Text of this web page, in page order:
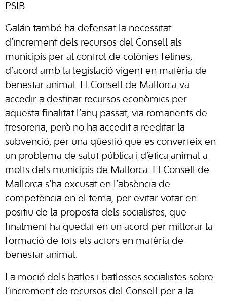
PSIB.
Galán també ha defensat la necessitat
d’increment dels recursos del Consell als
municipis per al control de colònies felines,
d’acord amb la legislació vigent en matèria de
benestar animal. El Consell de Mallorca va
accedir a destinar recursos econòmics per
aquesta finalitat l’any passat, via romanents de
tresoreria, però no ha accedit a reeditar la
subvenció, per una qüestió que es converteix en
un problema de salut pública i d’ètica animal a
molts dels municipis de Mallorca. El Consell de
Mallorca s’ha excusat en l’absència de
competència en el tema, per evitar votar en
positiu de la proposta dels socialistes, que
finalment ha quedat en un acord per millorar la
formació de tots els actors en matèria de
benestar animal.
La moció dels batles i batlesses socialistes sobre
l’increment de recursos del Consell per a la